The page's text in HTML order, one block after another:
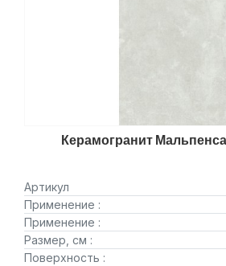
Керамогранит
Артикул
Применение :
Применение :
Размер, см :
Поверхность :